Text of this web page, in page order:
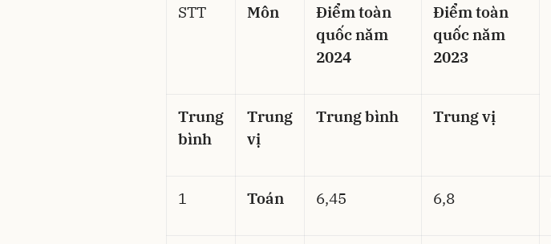
STT Môn
Điểm toàn
quốc năm
2024
Điểm toàn
quốc năm
2023
Trung
bình
Trung
vị
Trung bình Trung vị
1 Toán 6,45 6,8